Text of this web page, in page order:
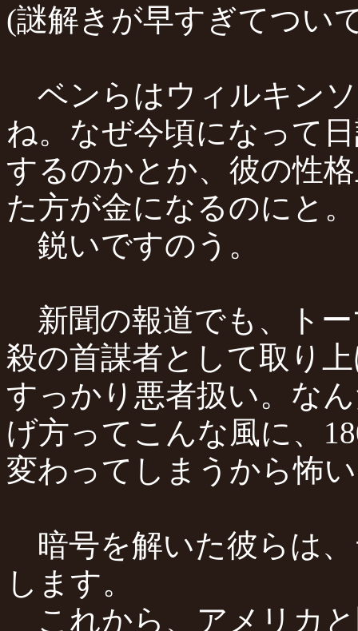
(謎解きが早すぎてつい
ベンらはウィルキン
ね。なぜ今頃になって
するのかとか、彼の性
た方が金になるのにと。
鋭いですのう。
新聞の報道でも、ト
殺の首謀者として取り
すっかり悪者扱い。な
げ方ってこんな風に、
変わってしまうから怖
暗号を解いた彼らは
します。
これから、アメリカ